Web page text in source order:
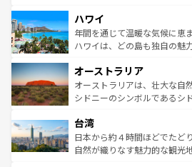
ば市内交通費無料で観光を楽しむこ
着のスイス情報はコンテンツ
のような巨大都市は、観光、
ンメントが詰まった刺激的な
西部には大自然が広がり、グ
部のニューオーリンズでは、
文化が魅力。旅行者はアメリ
しみながら、その多様性と豊
ならではの贅沢な旅のスタイルだ。 なお、新着の
情報はコンテンツ一覧を参照
ハワイ
年間を通じて温暖な気候に恵
ハワイは、どの島も独自の魅
ワイ島は見逃せない。また、
島だが、静かな自然を求める
おすすめ。エメラルドグリー
れるおもてなしの心で訪れる
人々、おいしいローカルフー
ク、伝統的なフラダンスなど
オーストラリア
オーストラリアは、壮大な自
シドニーのシンボルであるシ
リアリーフや大陸中央部にそ
ク）、タスマニアの美しい原
ど、見どころがたくさん。ま
台湾
日本から約４時間ほどでたど
自然が織りなす魅力的な観光